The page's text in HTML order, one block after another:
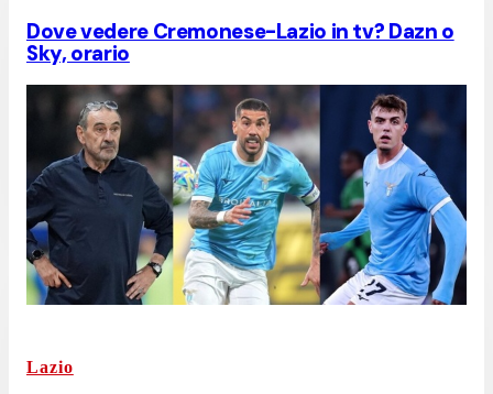
Dove vedere Cremonese-Lazio in tv? Dazn o
Sky, orario
Lazio